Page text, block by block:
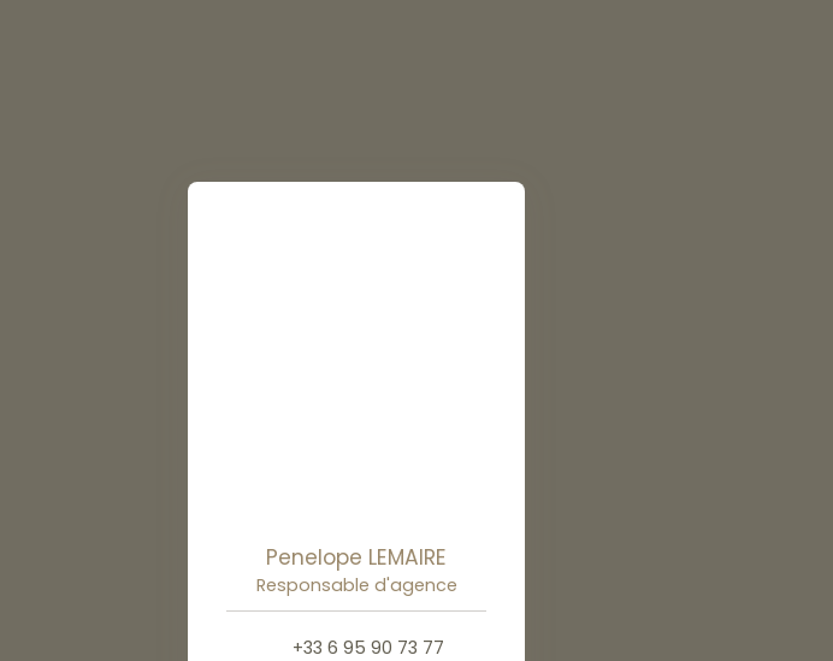
Penelope LEMAIRE
Responsable d'agence
+33 6 95 90 73 77